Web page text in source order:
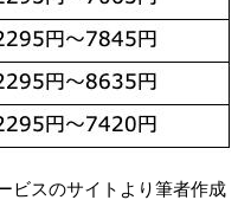
ビスのサイトより筆者作成